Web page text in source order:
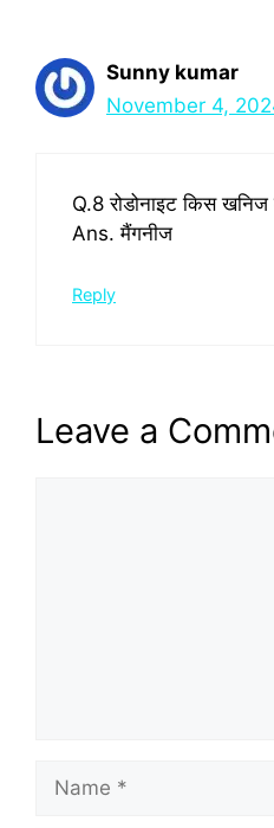
Sunny kumar
November 4,
Q.8 रोडोनाइट किस
Ans. मैंगनीज
Reply
Leave a
Name